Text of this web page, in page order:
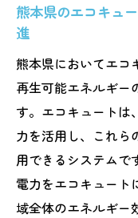
熊本県のエコキュ
進
熊本県においてエコ
再生可能エネルギー
す。エコキュートは
力を活用し、これら
用できるシステムで
電力をエコキュート
域全体のエネルギー